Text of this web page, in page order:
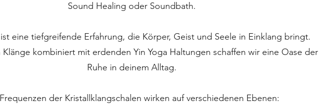
Sound Healing oder Soundbath.
eine tiefgreifende Erfahrung, die Körper, Geist und Seele in Einklang bringt.
kombiniert mit erdenden Yin Yoga Haltungen schaffen wir eine Oase der
Ruhe in deinem Alltag.
der Kristallklangschalen wirken auf verschiedenen Ebenen: